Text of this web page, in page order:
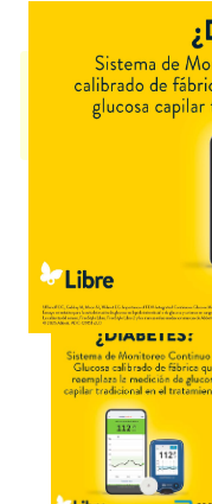
RIVAREXcontiene
producido porEverex y
Algunas presentaciones
Otros productos
Otros productos